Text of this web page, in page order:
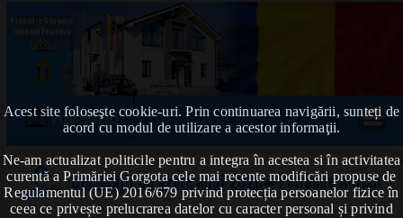
Acest site foloseşte cookie-uri. Prin continuarea navigării, sunteți de
acord cu modul de utilizare a acestor informaţii.
Ne-am actualizat politicile pentru a integra în acestea si în activitatea
curentă a Primăriei Gorgota cele mai recente modificări propuse de
Regulamentul (UE) 2016/679 privind protecția persoanelor fizice în
ceea ce privește prelucrarea datelor cu caracter personal și privind
Prima pagină
Declarații de avere anul 2020➠Petrache Adrian